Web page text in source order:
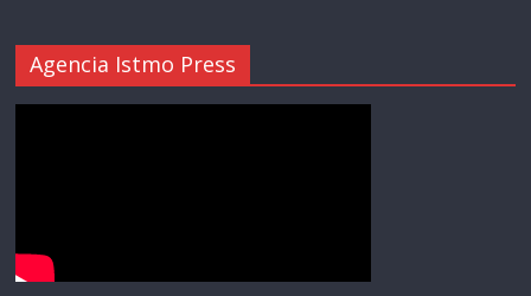
Agencia Istmo Press